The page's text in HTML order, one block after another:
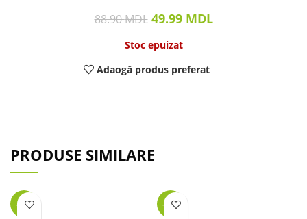
88.90MDL 49.99 MDL
Stoc epuizat
Adaogă produs preferat
PRODUSE SIMILARE
-46% -29%